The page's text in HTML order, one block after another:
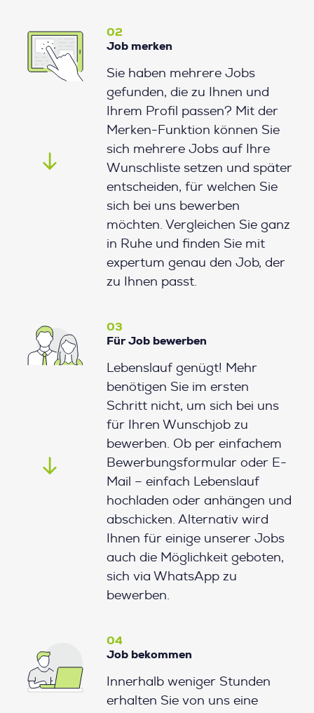
02
Job merken
Sie haben mehrere Jobs
gefunden, die zu Ihnen und
Ihrem Profil passen? Mit der
Merken-Funktion können Sie
sich mehrere Jobs auf Ihre
Wunschliste setzen und später
entscheiden, für welchen Sie
sich bei uns bewerben
möchten. Vergleichen Sie ganz
in Ruhe und finden Sie mit
expertum genau den Job, der
zu Ihnen passt.
03
Für Job bewerben
Lebenslauf genügt! Mehr
benötigen Sie im ersten
Schritt nicht, um sich bei uns
für Ihren Wunschjob zu
bewerben. Ob per einfachem
Bewerbungsformular oder E-
Mail – einfach Lebenslauf
hochladen oder anhängen und
abschicken. Alternativ wird
Ihnen für einige unserer Jobs
auch die Möglichkeit geboten,
sich via WhatsApp zu
bewerben.
04
Job bekommen
Innerhalb weniger Stunden
erhalten Sie von uns eine